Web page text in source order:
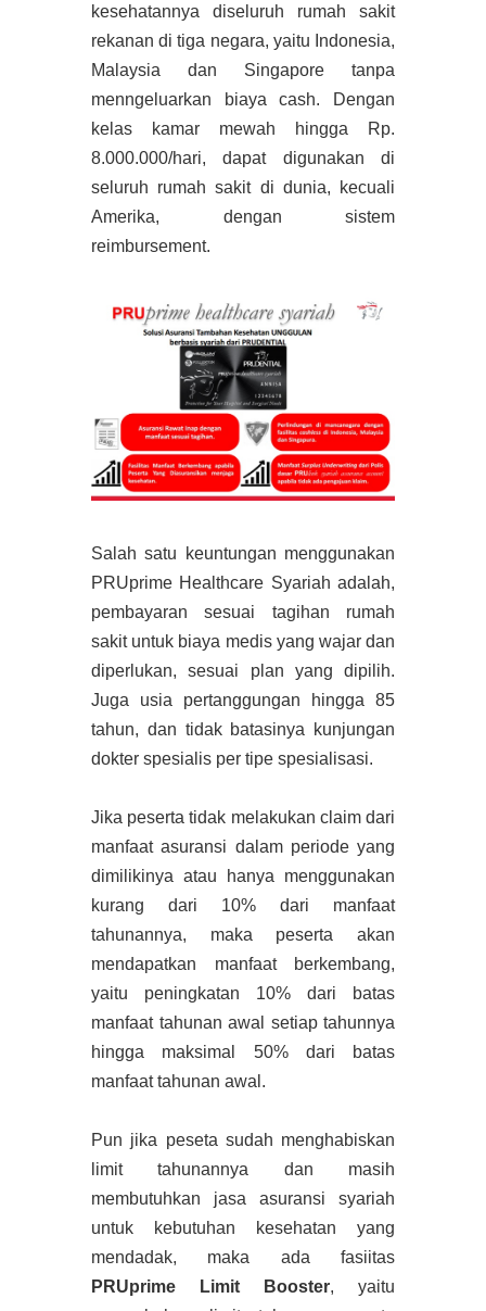
kesehatannya diseluruh rumah sakit
rekanan di tiga negara, yaitu Indonesia,
Malaysia dan Singapore tanpa
menngeluarkan biaya cash. Dengan
kelas kamar mewah hingga Rp.
8.000.000/hari, dapat digunakan di
seluruh rumah sakit di dunia, kecuali
Amerika, dengan sistem
reimbursement.
Salah satu keuntungan menggunakan
PRUprime Healthcare Syariah adalah,
pembayaran sesuai tagihan rumah
sakit untuk biaya medis yang wajar dan
diperlukan, sesuai plan yang dipilih.
Juga usia pertanggungan hingga 85
tahun, dan tidak batasinya kunjungan
dokter spesialis per tipe spesialisasi.
Jika peserta tidak melakukan claim dari
manfaat asuransi dalam periode yang
dimilikinya atau hanya menggunakan
kurang dari 10% dari manfaat
tahunannya, maka peserta akan
mendapatkan manfaat berkembang,
yaitu peningkatan 10% dari batas
manfaat tahunan awal setiap tahunnya
hingga maksimal 50% dari batas
manfaat tahunan awal.
Pun jika peseta sudah menghabiskan
limit tahunannya dan masih
membutuhkan jasa asuransi syariah
untuk kebutuhan kesehatan yang
mendadak, maka ada fasiitas
PRUprime Limit Booster, yaitu